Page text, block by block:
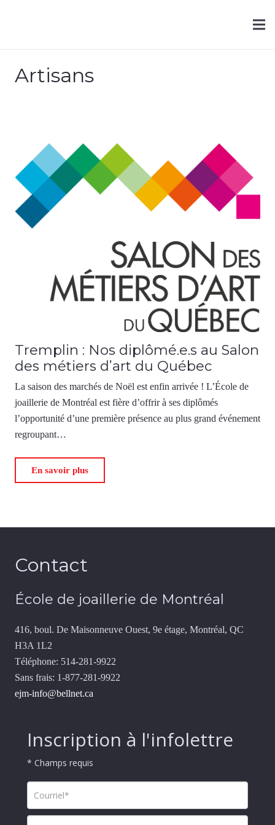
Artisans
Tremplin : Nos diplômé.e.s au Salon
des métiers d’art du Québec
La saison des marchés de Noël est enfin arrivée ! L’École de
joaillerie de Montréal est fière d’offrir à ses diplômés
l’opportunité d’une première présence au plus grand événement
regroupant…
En savoir plus
Contact
École de joaillerie de Montréal
416, boul. De Maisonneuve Ouest, 9e étage, Montréal, QC
H3A 1L2
Téléphone: 514-281-9922
Sans frais: 1-877-281-9922
ejm-info@bellnet.ca
Inscription à l'infolettre
* Champs requis